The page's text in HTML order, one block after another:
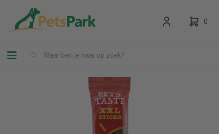
Toggle navigation
0
Uw winkelwagen is leeg.